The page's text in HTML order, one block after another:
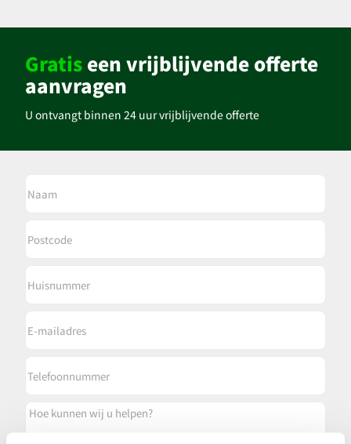
Gratiseen vrijblijvende offerte
aanvragen
U ontvangt binnen 24 uur vrijblijvende offerte
Hoe
kunnen